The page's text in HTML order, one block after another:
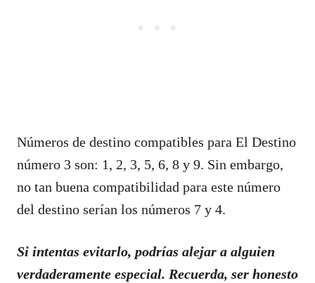
Números de destino compatibles para El Destino
número 3 son: 1, 2, 3, 5, 6, 8 y 9. Sin embargo,
no tan buena compatibilidad para este número
del destino serían los números 7 y 4.
Si intentas evitarlo, podrías alejar a alguien
verdaderamente especial. Recuerda, ser honesto